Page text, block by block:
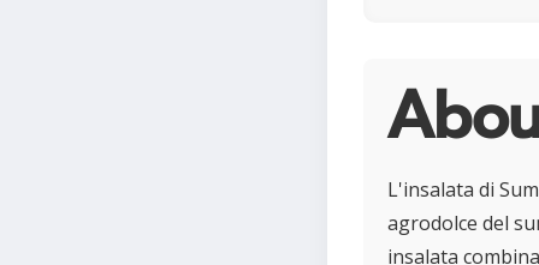
L'insalata di
agrodolce del
insalata